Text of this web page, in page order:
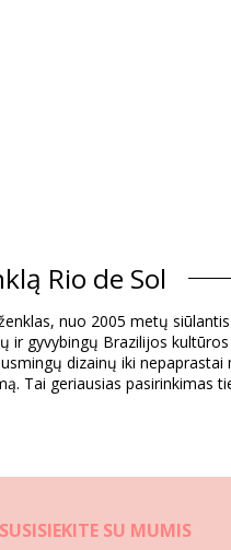
Rio de Sol
nuo 2005 metų
gyvybingų Brazilijos
dizainų iki
Tai geriausias pasirinkimas
SUSISIEKITE SU MUMIS